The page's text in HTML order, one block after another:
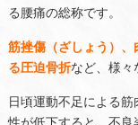
る腰痛の総称です。
筋挫傷（ざしょう）
る圧迫骨折など、様々
日頃運動不足による
性が低下すると、不